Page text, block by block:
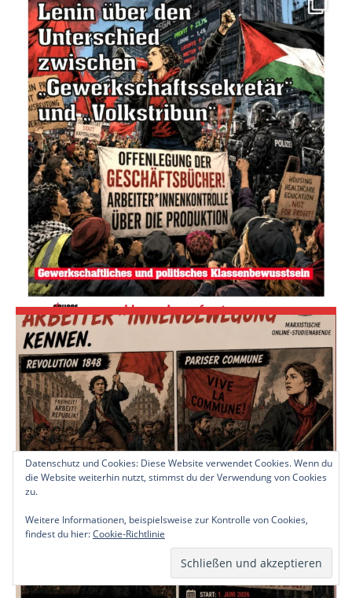
Datenschutz und Cookies: Diese Website verwendet Cookies. Wenn du
die Website weiterhin nutzt, stimmst du der Verwendung von Cookies
zu.
Weitere Informationen, beispielsweise zur Kontrolle von Cookies,
findest du hier:Cookie-Richtlinie